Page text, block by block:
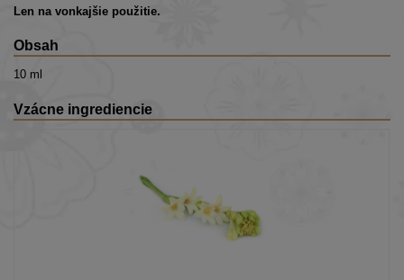
Len na vonkajšie použitie.
Obsah
10 ml
Vzácne ingrediencie